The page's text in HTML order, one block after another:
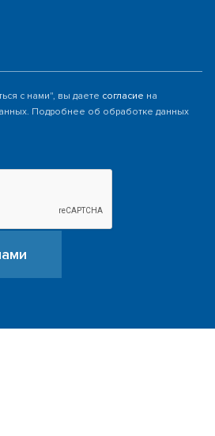
с нами", вы даете согласие на
Подробнее об обработке данных